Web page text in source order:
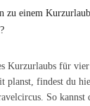
zu einem
Kurzurlaubs für
planst, findest du
So kannst